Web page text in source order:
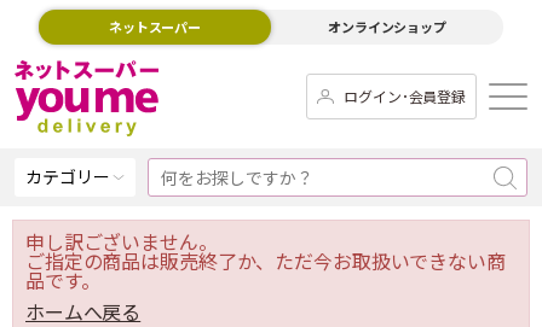
ネットスーパー オンラインショップ
ログイン･会員登録
カテゴリー
申し訳ございません。
ご指定の商品は販売終了か、ただ今お取扱いできない商
品です。
ホームへ戻る